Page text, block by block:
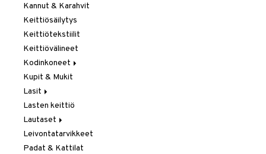
Kannut & Karahvit
Keittiösäilytys
Keittiötekstiilit
Keittiövälineet
Kodinkoneet
Kahvi, Tee & Espresso
Leivänpaahtimet
Mixerit &
Sähkövatkaimet
Muut koneet
Vedenkeittimet
Kupit & Mukit
Lasit
Juoma- & Cocktailasit
Juomalasit
Olutlasit
Shamppanjalasit
Lasten keittiö
Lautaset
Asetit
Ruokalautaset
Leivontatarvikkeet
Padat & Kattilat